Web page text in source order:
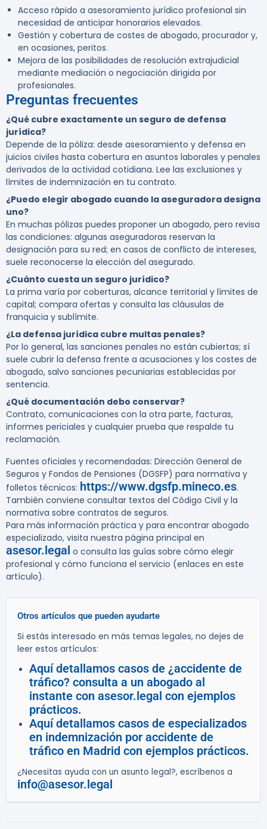
Acceso rápido a asesoramiento jurídico profesional sin
necesidad de anticipar honorarios elevados.
Gestión y cobertura de costes de abogado, procurador y,
en ocasiones, peritos.
Mejora de las posibilidades de resolución extrajudicial
mediante mediación o negociación dirigida por
profesionales.
Preguntas frecuentes
¿Qué cubre exactamente un seguro de defensa
jurídica?
Depende de la póliza: desde asesoramiento y defensa en
juicios civiles hasta cobertura en asuntos laborales y penales
derivados de la actividad cotidiana. Lee las exclusiones y
límites de indemnización en tu contrato.
¿Puedo elegir abogado cuando la aseguradora designa
uno?
En muchas pólizas puedes proponer un abogado, pero revisa
las condiciones: algunas aseguradoras reservan la
designación para su red; en casos de conflicto de intereses,
suele reconocerse la elección del asegurado.
¿Cuánto cuesta un seguro jurídico?
La prima varía por coberturas, alcance territorial y límites de
capital; compara ofertas y consulta las cláusulas de
franquicia y sublímite.
¿La defensa jurídica cubre multas penales?
Por lo general, las sanciones penales no están cubiertas; sí
suele cubrir la defensa frente a acusaciones y los costes de
abogado, salvo sanciones pecuniarias establecidas por
sentencia.
¿Qué documentación debo conservar?
Contrato, comunicaciones con la otra parte, facturas,
informes periciales y cualquier prueba que respalde tu
reclamación.
Fuentes oficiales y recomendadas: Dirección General de
Seguros y Fondos de Pensiones (DGSFP) para normativa y
folletos técnicos: https://www.dgsfp.mineco.es.
También conviene consultar textos del Código Civil y la
normativa sobre contratos de seguros.
Para más información práctica y para encontrar abogado
especializado, visita nuestra página principal en
asesor.legal o consulta las guías sobre cómo elegir
profesional y cómo funciona el servicio (enlaces en este
artículo).
Otros artículos que pueden ayudarte
Si estás interesado en más temas legales, no dejes de
leer estos artículos:
Aquí detallamos casos de ¿accidente de
tráfico? consulta a un abogado al
instante con asesor.legal con ejemplos
prácticos.
Aquí detallamos casos de especializados
en indemnización por accidente de
tráfico en Madrid con ejemplos prácticos.
¿Necesitas ayuda con un asunto legal?, escríbenos a
info@asesor.legal